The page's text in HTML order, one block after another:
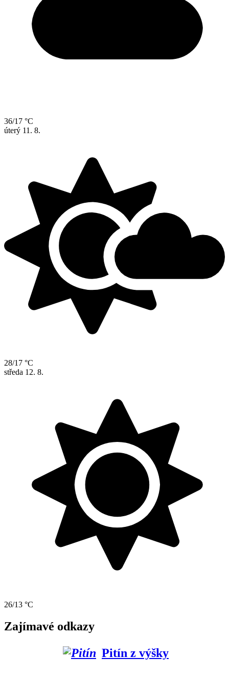
36/17 °C
úterý 11. 8.
28/17 °C
středa 12. 8.
26/13 °C
Zajímavé odkazy
Pitín z výšky